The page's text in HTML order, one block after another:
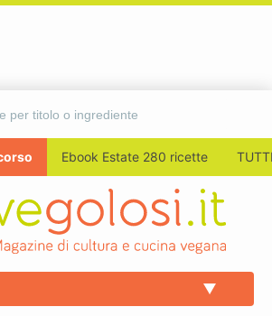
Ebook Estate 280 ricette